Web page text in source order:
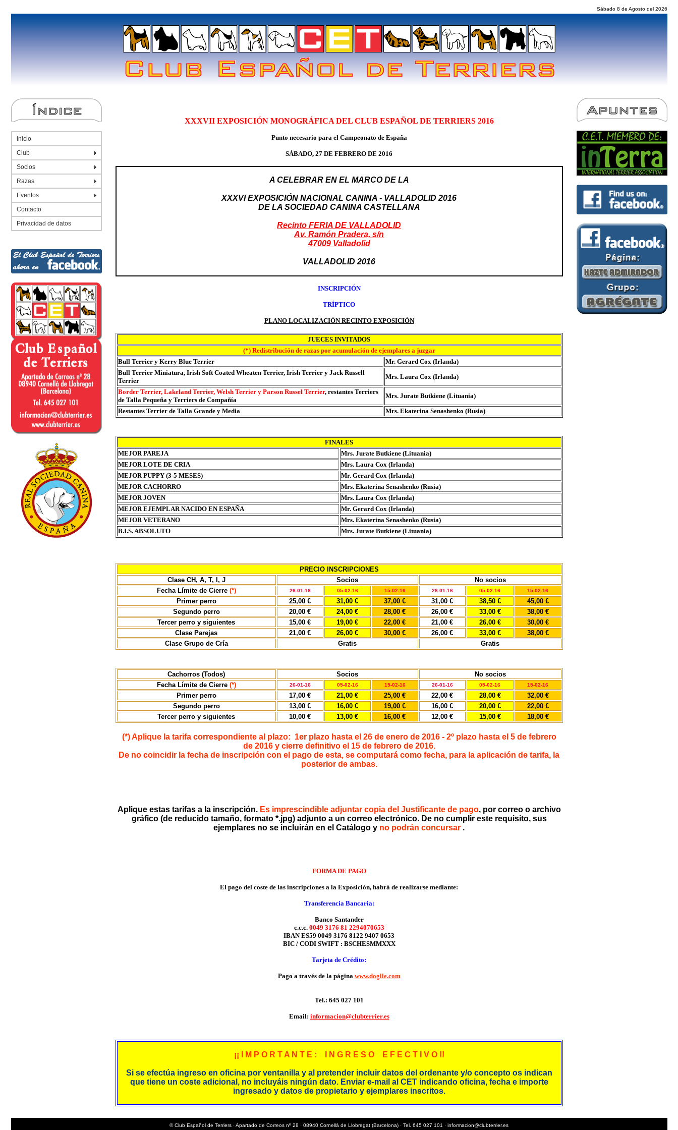
Sábado 8 de Agosto del 2026
Inicio
Club
Socios
Razas
Eventos
Contacto
Privacidad de datos
XXXVII EXPOSICIÓN MONOGRÁFICA DEL CLUB ESPAÑOL DE TERRIERS 2016
Punto necesario para el Campeonato de España
SÁBADO, 27 DE FEBRERO DE 2016
A CELEBRAR EN EL MARCO DE LA
XXXVI EXPOSICIÓN NACIONAL CANINA - VALLADOLID 2016
DE LA SOCIEDAD CANINA CASTELLANA
Recinto FERIA DE VALLADOLID
Av. Ramón Pradera, s/n
47009 Valladolid
VALLADOLID 2016
INSCRIPCIÓN
TRÍPTICO
PLANO LOCALIZACIÓN RECINTO EXPOSICIÓN
JUECES INVITADOS
(*) Redistribución de razas por acumulación de ejemplares a juzgar
Bull Terrier y Kerry Blue Terrier
Mr. Gerard Cox (Irlanda)
Bull Terrier Miniatura, Irish Soft Coated Wheaten Terrier, Irish Terrier y Jack Russell
Terrier
Mrs. Laura Cox (Irlanda)
Border Terrier, Lakeland Terrier, Welsh Terrier y Parson Russel Terrier, restantes Terriers
de Talla Pequeña y Terriers de Compañía
Mrs. Jurate Butkiene (Lituania)
Restantes Terrier de Talla Grande y Media
Mrs. Ekaterina Senashenko (Rusia)
FINALES
MEJOR PAREJA
Mrs. Jurate Butkiene (Lituania)
MEJOR LOTE DE CRIA
Mrs. Laura Cox (Irlanda)
MEJOR PUPPY (3-5 MESES)
Mr. Gerard Cox (Irlanda)
MEJOR CACHORRO
Mrs. Ekaterina Senashenko (Rusia)
MEJOR JOVEN
Mrs. Laura Cox (Irlanda)
MEJOR EJEMPLAR NACIDO EN ESPAÑA
Mr. Gerard Cox (Irlanda)
MEJOR VETERANO
Mrs. Ekaterina Senashenko (Rusia)
B.I.S. ABSOLUTO
Mrs. Jurate Butkiene (Lituania)
PRECIO INSCRIPCIONES
Clase CH, A, T, I, J
Socios
No socios
Fecha Límite de Cierre (*) 26-01-16 05-02-16 15-02-16 26-01-16 05-02-16 15-02-16
Primer perro 25,00 € 31,00 € 37,00 € 31,00 € 38,50 €
45,00 €
Segundo perro
20,00 € 24,00 € 28,00 € 26,00 € 33,00 €
38,00 €
Tercer perro y siguientes
15,00 € 19,00 € 22,00 € 21,00 € 26,00 €
30,00 €
Clase Parejas
21,00 € 26,00 € 30,00 € 26,00 € 33,00 €
38,00 €
Clase Grupo de Cría
Gratis Gratis
Cachorros (Todos) Socios
No socios
Fecha Límite de Cierre (*) 26-01-16 05-02-16 15-02-16 26-01-16 05-02-16 15-02-16
Primer perro 17,00 € 21,00 € 25,00 € 22,00 € 28,00 €
32,00 €
Segundo perro
13,00 € 16,00 € 19,00 € 16,00 € 20,00 €
22,00 €
Tercer perro y siguientes
10,00 € 13,00 € 16,00 € 12,00 € 15,00 € 18,00 €
(*) Aplique la tarifa correspondiente al plazo: 1er plazo hasta el 26 de enero de 2016 - 2º plazo hasta el 5 de febrero
de 2016 y cierre definitivo el 15 de febrero de 2016.
De no coincidir la fecha de inscripción con el pago de esta, se computará como fecha, para la aplicación de tarifa, la
posterior de ambas.
Aplique estas tarifas a la inscripción. Es imprescindible adjuntar copia del Justificante de pago, por correo o archivo
gráfico (de reducido tamaño, formato *.jpg) adjunto a un correo electrónico. De no cumplir este requisito, sus
ejemplares no se incluirán en el Catálogo y no podrán concursar .
FORMA DE PAGO
El pago del coste de las inscripciones a la Exposición, habrá de realizarse mediante:
Transferencia Bancaria:
Banco Santander
c.c.c. 0049 3176 81 2294070653
IBAN ES59 0049 3176 8122 9407 0653
BIC / CODI SWIFT : BSCHESMMXXX
Tarjeta de Crédito:
Pago a través de la página www.doglle.com
Tel.: 645 027 101
Email: informacion@clubterrier.es
¡¡ I M P O R T A N T E : I N G R E S O E F E C T I V O !!
Si se efectúa ingreso en oficina por ventanilla y al pretender incluir datos del ordenante y/o concepto os indican
que tiene un coste adicional, no incluyáis ningún dato. Enviar e-mail al CET indicando oficina, fecha e importe
ingresado y datos de propietario y ejemplares inscritos.
© Club Español de Terriers · Apartado de Correos nº 28 · 08940 Cornellà de Llobregat (Barcelona) · Tel. 645 027 101 · informacion@clubterrier.es